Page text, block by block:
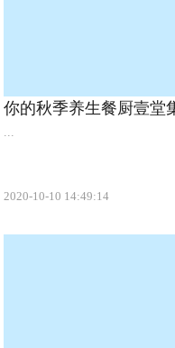
你的秋季养生餐厨壹堂
...
2020-10-10 14:49:14